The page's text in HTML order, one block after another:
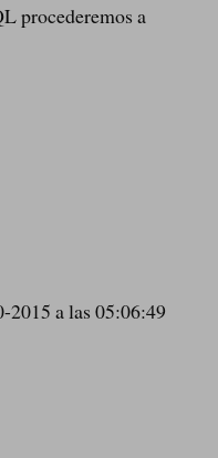
procederemos a
a las 05:06:49